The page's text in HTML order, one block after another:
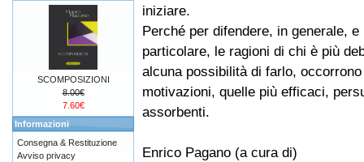
iniziare.
Perché per difendere, in generale,
particolare, le ragioni di chi è più
alcuna possibilità di farlo,
motivazioni, quelle più efficaci,
assorbenti.
Enrico Pagano (a cura di)
SCOMPOSIZIONI
8.00€
7.60€
Informazioni
Consegna & Restituzione
Avviso privacy